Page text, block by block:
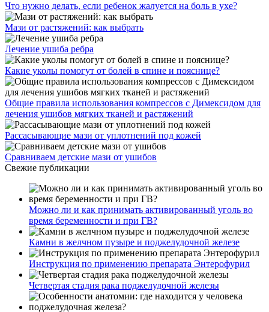
Что нужно делать, если ребенок жалуется на боль в ухе?
Мази от растяжений: как выбрать
Лечение ушиба ребра
Какие уколы помогут от болей в спине и пояснице?
Общие правила использования компрессов с Димексидом для
лечения ушибов мягких тканей и растяжений
Рассасывающие мази от уплотнений под кожей
Сравниваем детские мази от ушибов
Свежие публикации
Можно ли и как принимать активированный уголь во
время беременности и при ГВ?
Камни в желчном пузыре и поджелудочной железе
Инструкция по применению препарата Энтерофурил
Четвертая стадия рака поджелудочной железы